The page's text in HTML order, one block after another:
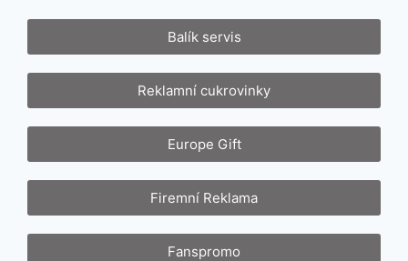
Balík servis
Reklamní cukrovinky
Europe Gift
Firemní Reklama
Fanspromo